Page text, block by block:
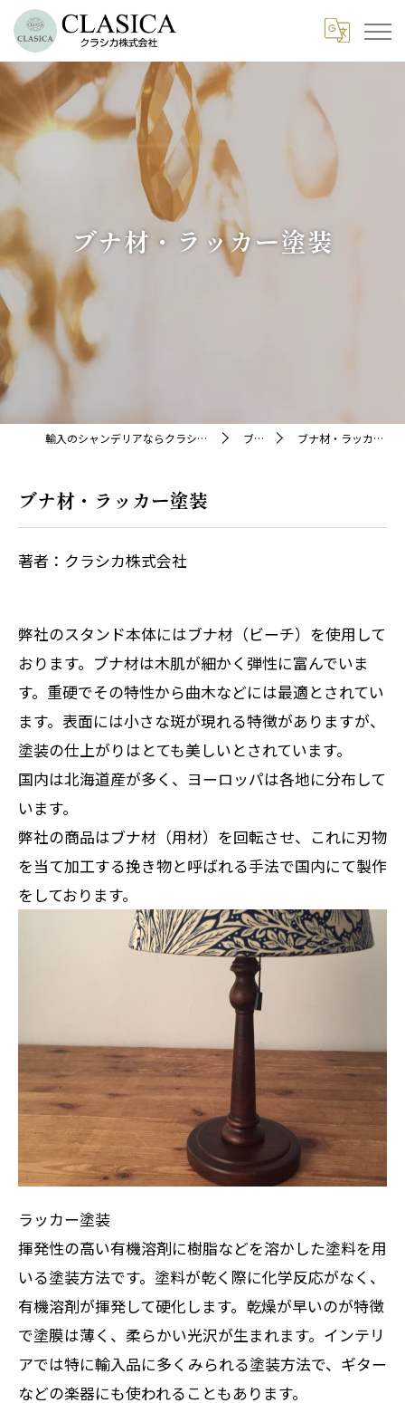
ブナ材・ラッカー塗装
輸入のシャンデリアならクラシカ株式会社 ブログ ブナ材・ラッカー塗装
ブナ材・ラッカー塗装
著者：クラシカ株式会社
弊社のスタンド本体にはブナ材（ビーチ）を使用して
おります。ブナ材は木肌が細かく弾性に富んでいま
す。重硬でその特性から曲木などには最適とされてい
ます。表面には小さな斑が現れる特徴がありますが、
塗装の仕上がりはとても美しいとされています。
国内は北海道産が多く、ヨーロッパは各地に分布して
います。
弊社の商品はブナ材（用材）を回転させ、これに刃物
を当て加工する挽き物と呼ばれる手法で国内にて製作
をしております。
ラッカー塗装
揮発性の高い有機溶剤に樹脂などを溶かした塗料を用
いる塗装方法です。塗料が乾く際に化学反応がなく、
有機溶剤が揮発して硬化します。乾燥が早いのが特徴
で塗膜は薄く、柔らかい光沢が生まれます。インテリ
アでは特に輸入品に多くみられる塗装方法で、ギター
などの楽器にも使われることもあります。